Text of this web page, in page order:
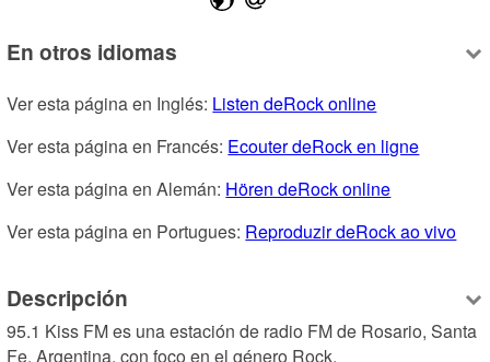
En otros idiomas
Ver esta página en Inglés: Listen deRock online
Ver esta página en Francés: Ecouter deRock en ligne
Ver esta página en Alemán: Hören deRock online
Ver esta página en Portugues: Reproduzir deRock ao vivo
Descripción
95.1 Kiss FM es una estación de radio FM de Rosario, Santa
Fe, Argentina, con foco en el género Rock.